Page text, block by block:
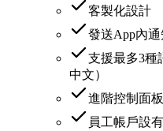
客製化設計
發送App內通
支援最多3種
中文）
進階控制面
員工帳戶設